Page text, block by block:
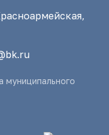
муниципального